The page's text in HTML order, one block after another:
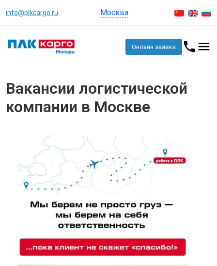
info@plkcargo.ru Москва
Онлайн заявка
Вакансии логистической
компании в Москве